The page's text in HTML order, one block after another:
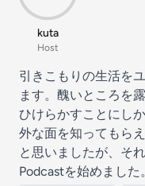
kuta
Host
引きこもりの生活を
ます。醜いところを
ひけらかすことにし
外な面を知ってもら
と思いましたが、そ
Podcastを始めました。